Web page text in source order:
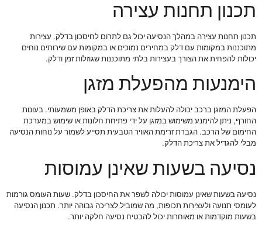
תכנון תחנות עצירה
תכנון תחנות עצירה במהלך הנסיעה יכול גם לתרום לחיסכון בדלק. עצירות
מתוכננות במקומות עם דלק במחירים נמוכים או במקומות עם שירותים נוחים
יכולות להפחית את הצורך בעצירות בלתי מתוכננות שגוזלות זמן ודלק.
הימנעות מהפעלת מזגן
הפעלת המזגן ברכב יכולה להעלות את צריכת הדלק באופן משמעותי. בעונות
החורף, ניתן להימנע משימוש במזגן על ידי פתיחת חלונות או שימוש במערכת
החימום של הרכב. הגברת זרימת האוויר הטבעית תסייע לשמור על נוחות הנסיעה
מבלי להגדיל את צריכת הדלק.
נסיעה בשעות שאינן עמוסות
נסיעה בשעות שאינן עמוסות יכולה לשפר את החיסכון בדלק. שעות העומס גורמות
לעומסי תנועה ולעצירות תכופות, מה שמוביל לצריכה גבוהה יותר. תכנון הנסיעה
בשעות מוקדמות או מאוחרות יכול להבטיח נסיעה חלקה יותר.